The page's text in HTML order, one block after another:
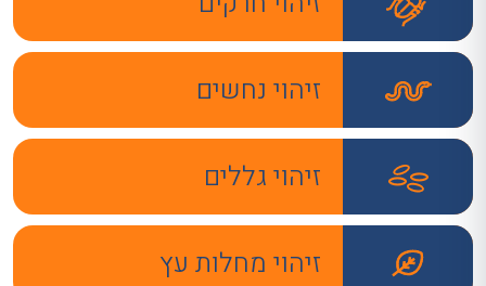
זיהוי נחשים
זיהוי גללים
זיהוי מחלות עץ